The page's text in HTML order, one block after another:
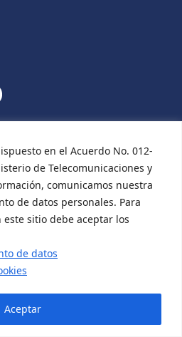
en el Acuerdo No. 012-
de Telecomunicaciones y
comunicamos nuestra
de datos personales. Para
sitio debe aceptar los
de datos
Aceptar